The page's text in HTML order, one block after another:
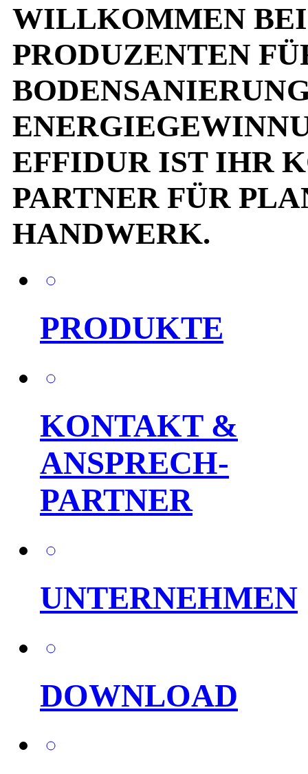
WILLKOMMEN
PRODUZENTEN
EFFIDUR IST IHR
PARTNER FÜR
HANDWERK.
PRODUKTE
KONTAKT &
ANSPRECH-
PARTNER
UNTERNEHMEN
DOWNLOAD